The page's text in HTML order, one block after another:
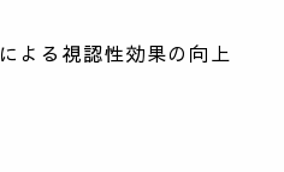
よる視認性効果の向上